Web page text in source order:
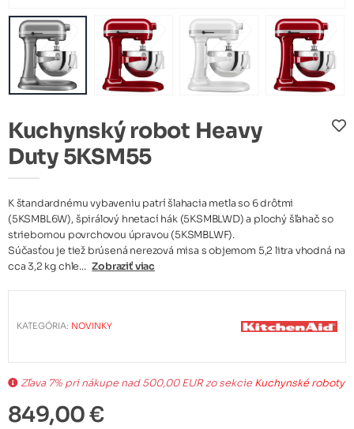
Kuchynský robot Heavy
Duty 5KSM55
K štandardnému vybaveniu patrí šlahacia metla so 6 drôtmi
(5KSMBL6W), špirálový hnetací hák (5KSMBLWD) a plochý šľahač so
striebornou povrchovou úpravou (5KSMBLWF).
Súčasťou je tiež brúsená nerezová misa s objemom 5,2 litra vhodná na
cca 3,2 kg chle... Zobraziť viac
KATEGÓRIA: NOVINKY
Zľava 7% pri nákupe nad 500,00 EUR zo sekcie Kuchynské roboty
849,00 €